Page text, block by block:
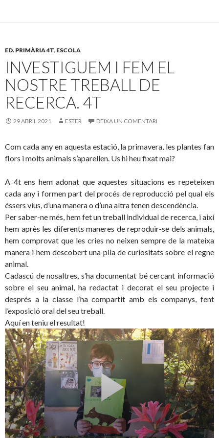
b
o
o
k
er p
ar
te
ix
ED. PRIMÀRIA 4T, ESCOLA
INVESTIGUEM I FEM EL
NOSTRE TREBALL DE
RECERCA. 4T
29 ABRIL 2021 ESTER DEIXA UN COMENTARI
Com cada any en aquesta estació, la primavera, les plantes fan
flors i molts animals s’aparellen. Us hi heu fixat mai?
A 4t ens hem adonat que aquestes situacions es repeteixen
cada any i formen part del procés de reproducció pel qual els
éssers vius, d’una manera o d’una altra tenen descendència.
Per saber-ne més, hem fet un treball individual de recerca, i així
hem après les diferents maneres de reproduir-se dels animals,
hem comprovat que les cries no neixen sempre de la mateixa
manera i hem descobert una pila de curiositats sobre el regne
animal.
Cadascú de nosaltres, s’ha documentat bé cercant informació
sobre el seu animal, ha redactat i decorat el seu projecte i
després a la classe l’ha compartit amb els companys, fent
l’exposició oral del seu treball.
Aquí en teniu el resultat!